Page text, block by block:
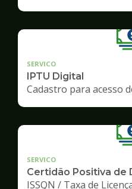
SERVICO
IPTU Digital
Cadastro para acesso
SERVICO
Certidão Positiva de
ISSQN / Taxa de